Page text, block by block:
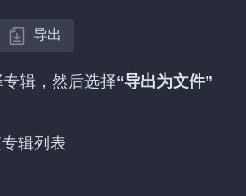
导出
辑，然后选择“导出为文件”
辑列表